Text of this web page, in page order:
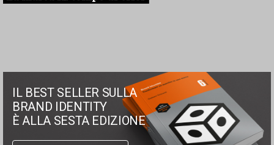
IL BEST SELLER SULLA
BRAND IDENTITY
È ALLA SESTA EDIZIONE